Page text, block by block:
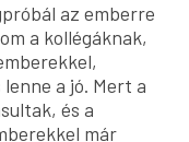
az emberre
a kollégáknak,
a jó. Mert a
és a
már